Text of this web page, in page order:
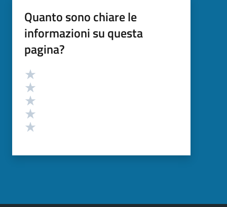
Quanto sono chiare le
informazioni su questa
pagina?
Valutazione